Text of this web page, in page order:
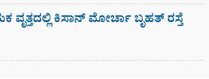
ವೃತ್ತದಲ್ಲಿ ಕಿಸಾನ್ ಮೋರ್ಚಾ ಬೃಹತ್ ರಸ್ತೆ